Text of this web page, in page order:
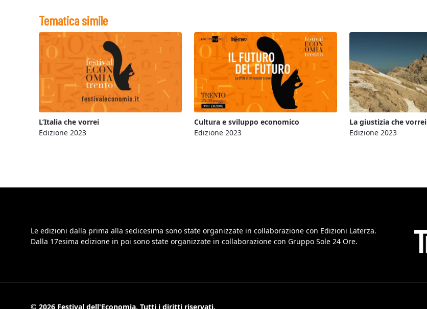
Tematica simile
L’Italia che vorrei
Edizione 2023
Cultura e sviluppo economico
Edizione 2023
La giustizia che vorrei
Edizione 2023
Le edizioni dalla prima alla sedicesima sono state organizzate in collaborazione con Edizioni Laterza.
Dalla 17esima edizione in poi sono state organizzate in collaborazione con Gruppo Sole 24 Ore.
© 2026 Festival dell'Economia. Tutti i diritti riservati.